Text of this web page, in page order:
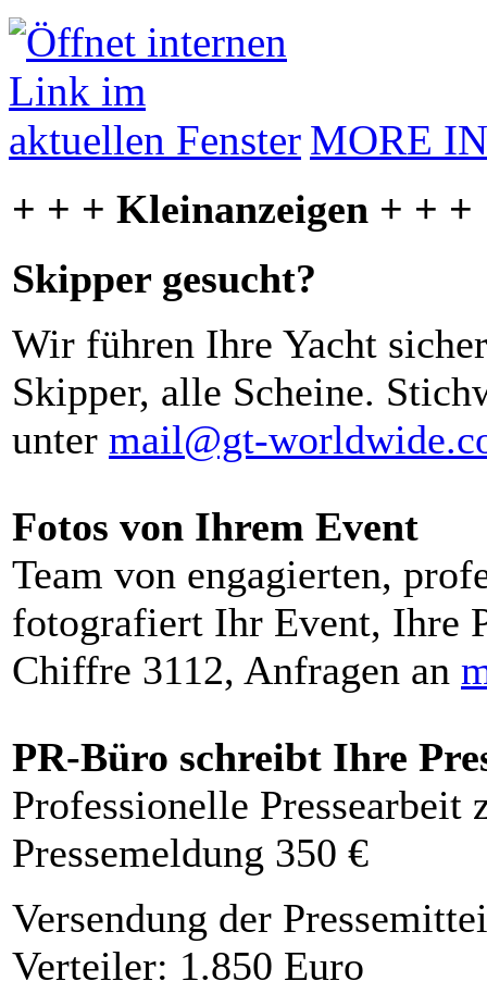
MORE
+ + + Kleinanzeigen + + +
Skipper gesucht?
Wir führen Ihre Yacht
Skipper, alle Scheine.
unter mail@gt-
Fotos von Ihrem Event
Team von engagierten,
fotografiert Ihr Event, Ihre
Chiffre 3112, Anfragen an
PR-Büro schreibt Ihre
Professionelle Pressearbeit
Pressemeldung 350 €
Versendung der
Verteiler: 1.850 Euro